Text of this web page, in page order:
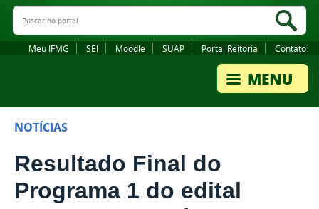
Buscar no portal
Meu IFMG SEI Moodle SUAP Portal Reitoria Contato
NOTÍCIAS
Resultado Final do
Programa 1 do edital